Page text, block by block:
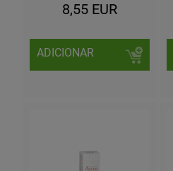
8,55 EUR
ADICIONAR